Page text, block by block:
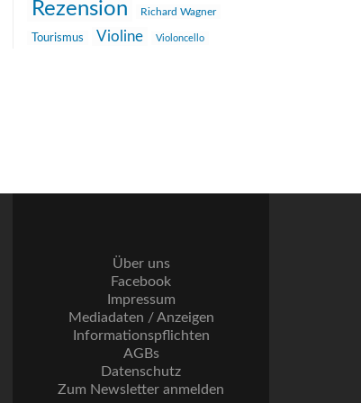
Rezension Richard Wagner
Tourismus Violine Violoncello
Über uns
Facebook
Impressum
Mediadaten / Anzeigen
Informationspflichten
AGBs
Datenschutz
Zum Newsletter anmelden